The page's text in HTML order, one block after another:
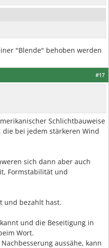
"Blende" behoben werden
#17
Schlichtbauweise
bei jedem stärkeren Wind
sich dann aber auch
Formstabilität und
und bezahlt hast.
und die Beseitigung in
Wort.
aussähe, kann